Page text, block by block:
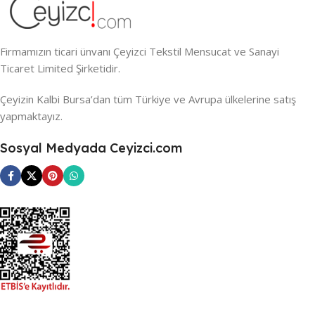
Firmamızın ticari ünvanı Çeyizci Tekstil Mensucat ve Sanayi
Ticaret Limited Şirketidir.
Çeyizin Kalbi Bursa’dan tüm Türkiye ve Avrupa ülkelerine satış
yapmaktayız.
Sosyal Medyada Ceyizci.com